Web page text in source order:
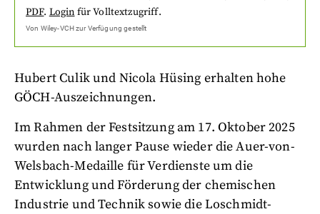
PDF. Login für Volltextzugriff.
Von Wiley-VCHzur Verfügung gestellt
Hubert Culik und Nicola Hüsing erhalten hohe
GÖCH-Auszeichnungen.
Im Rahmen der Festsitzung am 17. Oktober 2025
wurden nach langer Pause wieder die Auer-von-
Welsbach-Medaille für Verdienste um die
Entwicklung und Förderung der chemischen
Industrie und Technik sowie die Loschmidt-